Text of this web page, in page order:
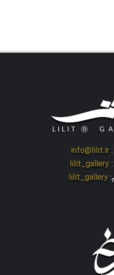
info@lilit.ir
:
lilit_gallery
lilit_gallery